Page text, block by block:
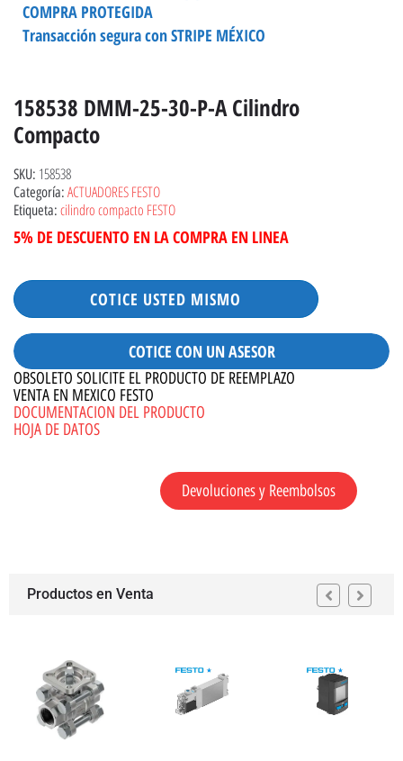
Transacción segura con STRIPE MÉXICO
COMPRA PROTEGIDA
158538 DMM-25-30-P-A Cilindro
Compacto
SKU: 158538
Categoría: ACTUADORES FESTO
Etiqueta: cilindro compacto FESTO
5% DE DESCUENTO EN LA COMPRA EN LINEA
COTICE USTED MISMO
COTICE CON UN ASESOR
OBSOLETO SOLICITE EL PRODUCTO DE REEMPLAZO
VENTA EN MEXICO FESTO
DOCUMENTACION DEL PRODUCTO
HOJA DE DATOS
Devoluciones y Reembolsos
Productos en Venta